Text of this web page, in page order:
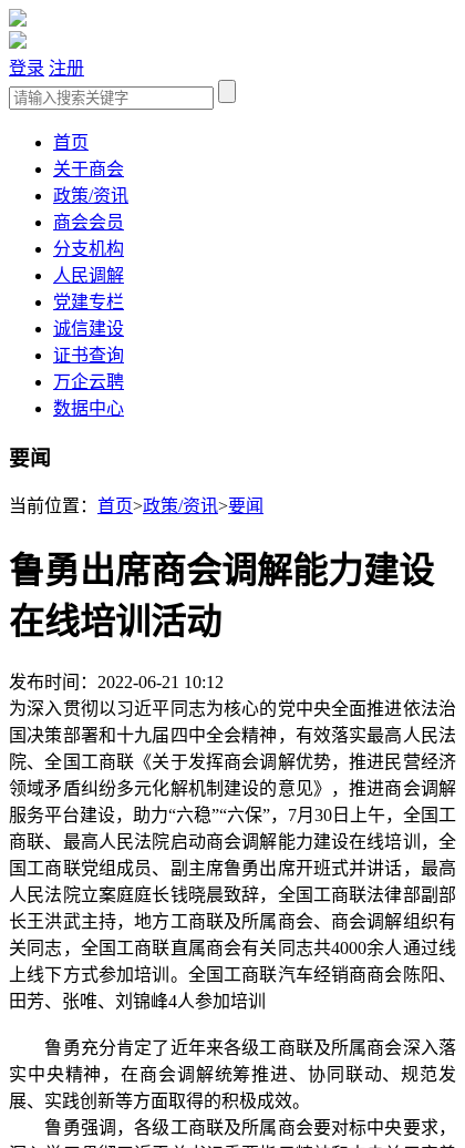
登录 注册
首页
关于商会
政策/资讯
商会会员
分支机构
人民调解
党建专栏
诚信建设
证书查询
万企云聘
数据中心
要闻
当前位置： 首页>政策/资讯>要闻
鲁勇出席商会调解能力建设
在线培训活动
发布时间：2022-06-21 10:12
为深入贯彻以习近平同志为核心的党中央全面推进依法治
国决策部署和十九届四中全会精神，有效落实最高人民法
院、全国工商联《关于发挥商会调解优势，推进民营经济
领域矛盾纠纷多元化解机制建设的意见》，推进商会调解
服务平台建设，助力“六稳”“六保”，7月30日上午，全国工
商联、最高人民法院启动商会调解能力建设在线培训，全
国工商联党组成员、副主席鲁勇出席开班式并讲话，最高
人民法院立案庭庭长钱晓晨致辞，全国工商联法律部副部
长王洪武主持，地方工商联及所属商会、商会调解组织有
关同志，全国工商联直属商会有关同志共4000余人通过线
上线下方式参加培训。全国工商联汽车经销商商会陈阳、
田芳、张唯、刘锦峰4人参加培训
鲁勇充分肯定了近年来各级工商联及所属商会深入落
实中央精神，在商会调解统筹推进、协同联动、规范发
展、实践创新等方面取得的积极成效。
鲁勇强调，各级工商联及所属商会要对标中央要求，